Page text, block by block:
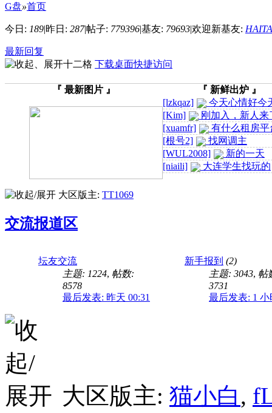
G盘»首页
今日: 189|昨日: 287|帖子: 779396|基友: 79693|欢迎新基友:
最新回复
下载桌面快捷访问
『 最新图片 』 『 新鲜出炉 』
你们有他的资源吗
有健身的哥哥可以答下
为什么同样练的，一边
找不到坡主的视频，有
[lzkqaz]
今天心情好今
情好 ...
[Kim]
刚加入，新人来
有交 ...
[xuamfr]
有什么租房平
谱的么 ...
[根号2]
找网调主
[WUL2008]
新的一天
[niaili]
大连学生找玩的
大区版主: TT1069
交流报道区
坛友交流
主题: 1224, 帖数:
8578
最后发表: 昨天 00:31
新手报到 (2)
主题: 3043, 帖
3731
最后发表: 1
大区版主: 猫小白 ,